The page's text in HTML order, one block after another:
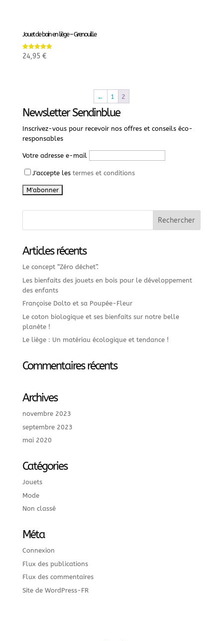
Jouet de bain en liège – Grenouille
Note
5.00
24,95 €
← 1 2
Newsletter Sendinblue
Inscrivez-vous pour recevoir nos offres et conseils éco-
responsables
Votre adresse e-mail
J'accepte les termes et conditions
Articles récents
Le concept “Zéro déchet”.
Les bienfaits des jouets en bois pour le développement
des enfants
Françoise Dolto et sa Poupée-Fleur
Le coton biologique et ses bienfaits sur notre belle
planète !
Le liège : Un matériau écologique et tendance !
Commentaires récents
Archives
novembre 2023
septembre 2023
mai 2020
Catégories
Jouets
Mode
Non classé
Méta
Connexion
Flux des publications
Flux des commentaires
Site de WordPress-FR